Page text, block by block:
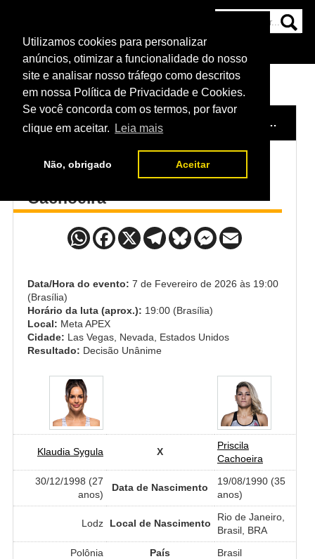
Utilizamos cookies para personalizar
anúncios, otimizar a funcionalidade do nosso
site e analisar nosso tráfego como descritos
em nossa Política de Privacidade e Cookies.
Se você concorda com os termos, por favor
clique em aceitar.
Leia mais
Não, obrigado Aceitar
NOTÍCIAS
HOME EVENTO / UFC FIGHT NIGHT: BAUTISTA VS. OLIVEIRA
Klaudia Sygula x Priscila
Cachoeira
Data/Hora do evento: 7 de Fevereiro de 2026 às 19:00
(Brasília)
Horário da luta (aprox.): 19:00 (Brasília)
Local: Meta APEX
Cidade: Las Vegas, Nevada, Estados Unidos
Resultado: Decisão Unânime
Klaudia Sygula X
Priscila
Cachoeira
30/12/1998 (27
anos)
Data de Nascimento
19/08/1990 (35
anos)
Lodz Local de Nascimento
Rio de Janeiro,
Brasil, BRA
Polônia
País
Brasil